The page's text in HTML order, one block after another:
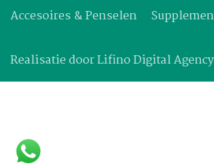
Accesoires & Penselen
Realisatie doorLifino Digital Agency